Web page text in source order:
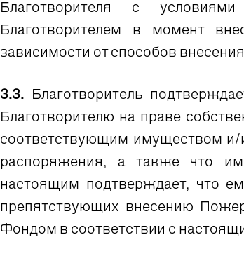
Благотворителя с
Благотворителем в момент
зависимости от способов
3.3.
Благотворитель
Благотворителю на праве
соответствующим имуществом и/
распоряжения, а также что
настоящим подтверждает, что
препятствующих внесению
Фондом в соответствии с